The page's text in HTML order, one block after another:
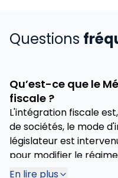
Questions
Qu’est-ce que le
fiscale ?
L'intégration fiscale
de sociétés, le mode
législateur est
pour modifier le
compatible avec le
En lire plus